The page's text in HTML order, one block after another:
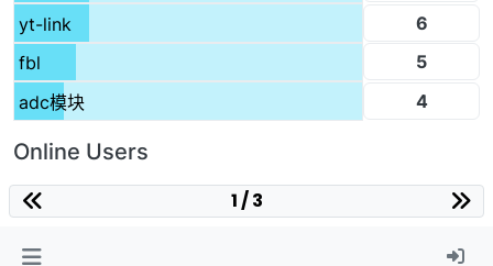
yt-link
6
fbl
5
adc模块
4
Online Users
1 / 3